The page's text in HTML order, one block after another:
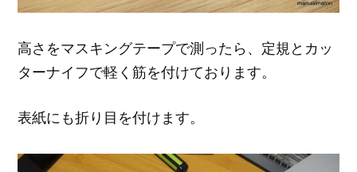
高さをマスキングテープで測ったら、定規とカッ
ターナイフで軽く筋を付けております。
表紙にも折り目を付けます。